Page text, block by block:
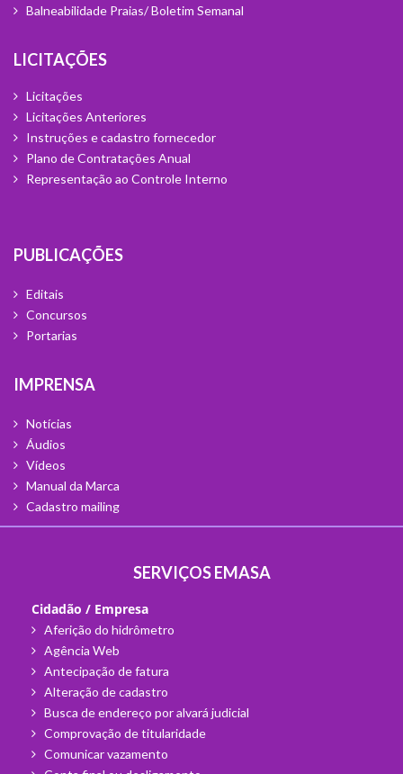
Balneabilidade Praias/ Boletim Semanal
Licitações
Licitações
Licitações Anteriores
Instruções e cadastro fornecedor
Plano de Contratações Anual
Representação ao Controle Interno
Publicações
Editais
Concursos
Portarias
Imprensa
Notícias
Áudios
Vídeos
Manual da Marca
Cadastro mailing
Serviços EMASA
Cidadão / Empresa
Aferição do hidrômetro
Agência Web
Antecipação de fatura
Alteração de cadastro
Busca de endereço por alvará judicial
Comprovação de titularidade
Comunicar vazamento